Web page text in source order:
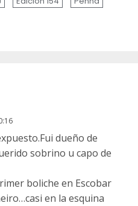
dueño de
sobrino u capo de
boliche en Escobar
en la esquina